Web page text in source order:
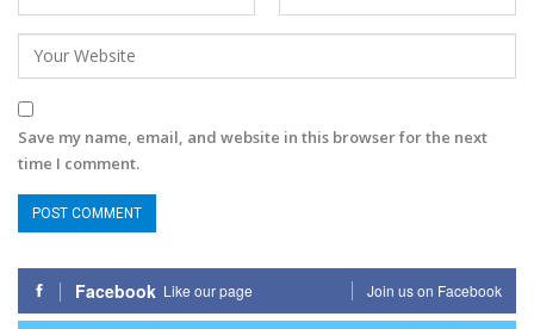
Save my name, email, and website in this browser for the next
time I comment.
Facebook Like our page Join us on Facebook